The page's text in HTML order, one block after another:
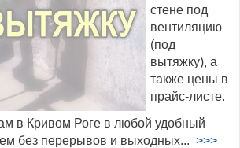
стене под
вентиляцию
(под
вытяжку), а
также цены в
прайс-листе.
в Кривом Роге в любой удобный
без перерывов и выходных... >>>